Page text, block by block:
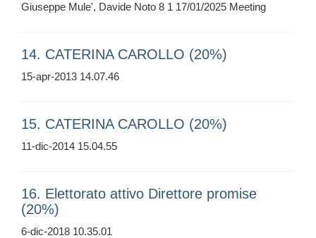
Giuseppe Mule', Davide Noto 8 1 17/01/2025 Meeting
14. CATERINA CAROLLO (20%)
15-apr-2013 14.07.46
15. CATERINA CAROLLO (20%)
11-dic-2014 15.04.55
16. Elettorato attivo Direttore promise
(20%)
6-dic-2018 10.35.01